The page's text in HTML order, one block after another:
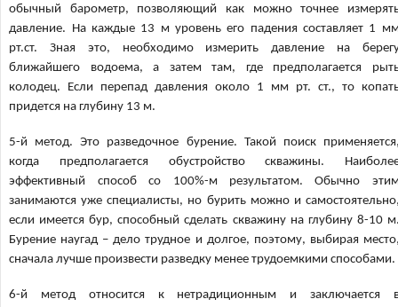
обычный барометр, позволяющий как можно точнее
давление. На каждые 13 м уровень его падения составляет 1
рт.ст. Зная это, необходимо измерить давление на
ближайшего водоема, а затем там, где предполагается
колодец. Если перепад давления около 1 мм рт. ст., то
придется на глубину 13 м.
5-й метод. Это разведочное бурение. Такой поиск
когда предполагается обустройство скважины.
эффективный способ со 100%-м результатом. Обычно
занимаются уже специалисты, но бурить можно и
если имеется бур, способный сделать скважину на глубину 8-10
Бурение наугад – дело трудное и долгое, поэтому, выбирая
сначала лучше произвести разведку менее трудоемкими способами.
6-й метод относится к нетрадиционным и заключается